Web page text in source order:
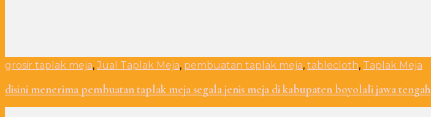
grosir taplak meja,Jual Taplak Meja, pembuatan taplak meja, tablecloth, Taplak Meja
disini menerima pembuatan taplak meja segala jenis meja di kabupaten boyolali jawa tengah